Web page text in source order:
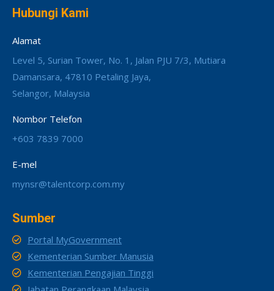
Hubungi Kami
Alamat
Level 5, Surian Tower, No. 1, Jalan PJU 7/3, Mutiara
Damansara, 47810 Petaling Jaya,
Selangor, Malaysia
Nombor Telefon
+603 7839 7000
E-mel
mynsr@talentcorp.com.my
Sumber
Portal MyGovernment
Kementerian Sumber Manusia
Kementerian Pengajian Tinggi